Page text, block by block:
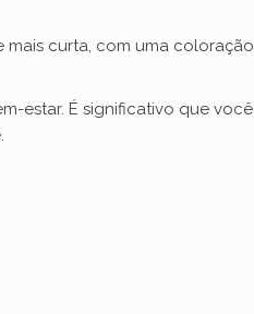
mais curta, com uma coloração
estar. É significativo que você